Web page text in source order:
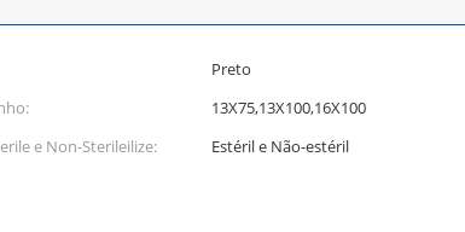
Preto
13X75,13X100,16X100
e Non-Sterileilize:
Estéril e Não-estéril